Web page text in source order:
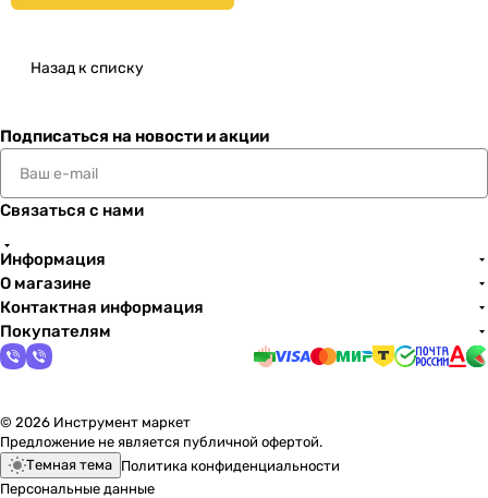
Назад к списку
Подписаться на новости и акции
Связаться с нами
Информация
О магазине
Контактная информация
Покупателям
© 2026 Инструмент маркет
Предложение не является публичной офертой.
Темная тема Политика конфиденциальности
Персональные данные